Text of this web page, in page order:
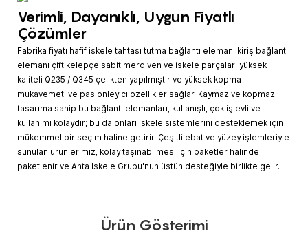
Verimli, Dayanıklı, Uygun Fiyatlı
Çözümler
Fabrika fiyatı hafif iskele tahtası tutma bağlantı elemanı kiriş bağlantı
elemanı çift kelepçe sabit merdiven ve iskele parçaları yüksek
kaliteli Q235 / Q345 çelikten yapılmıştır ve yüksek kopma
mukavemeti ve pas önleyici özellikler sağlar. Kaymaz ve kopmaz
tasarıma sahip bu bağlantı elemanları, kullanışlı, çok işlevli ve
kullanımı kolaydır; bu da onları iskele sistemlerini desteklemek için
mükemmel bir seçim haline getirir. Çeşitli ebat ve yüzey işlemleriyle
sunulan ürünlerimiz, kolay taşınabilmesi için paketler halinde
paketlenir ve Anta İskele Grubu'nun üstün desteğiyle birlikte gelir.
Ürün Gösterimi